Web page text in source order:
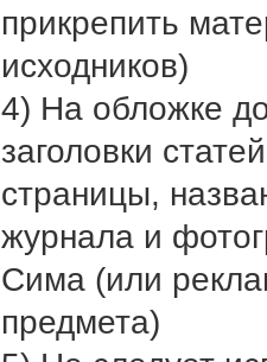
прикрепить
исходников)
4) На обложке
заголовки
страницы,
журнала и
Сима (или
предмета)